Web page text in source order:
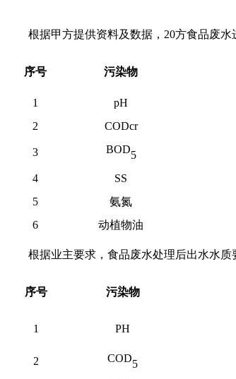
根据甲方提供资料及数据， 20方食品废水
序号 污染物
1 pH
2
CODcr
3 BOD5
4 SS
5
氨氮
6
动植物油
根据业主要求，食品废水处理后出水水
序号 污染物
1 PH
2 COD5